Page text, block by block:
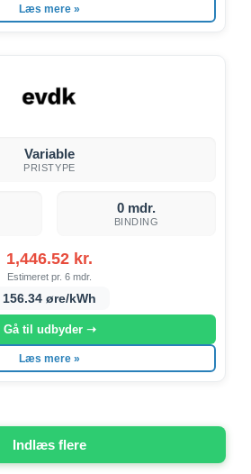
Læs mere »
Variable
PRISTYPE
0 mdr.
BINDING
1,446.52 kr.
Estimeret pr. 6 mdr.
156.34 øre/kWh
Gå til udbyder ➝
Læs mere »
Indlæs flere